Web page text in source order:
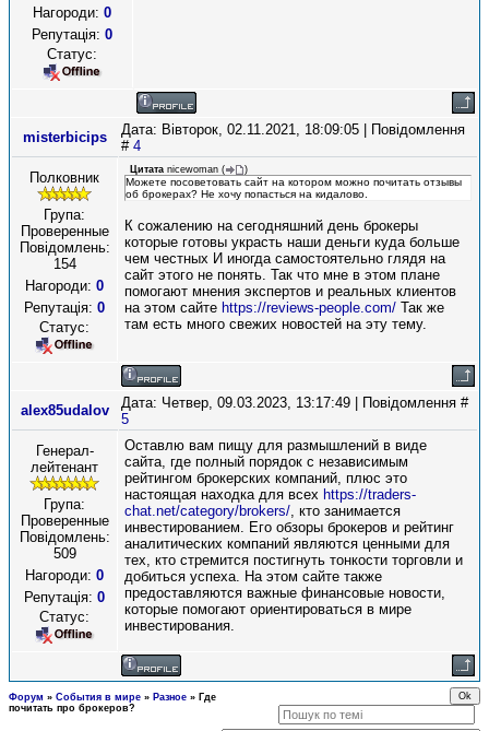
Нагороди: 0
Репутація: 0
Статус:
misterbicips
Дата: Вівторок, 02.11.2021, 18:09:05 | Повідомлення
# 4
Полковник
Група:
Проверенные
Повідомлень:
154
Нагороди: 0
Репутація: 0
Статус:
Цитата nicewoman ( )
Можете посоветовать сайт на котором можно почитать отзывы
об брокерах? Не хочу попасться на кидалово.
К сожалению на сегодняшний день брокеры
которые готовы украсть наши деньги куда больше
чем честных И иногда самостоятельно глядя на
сайт этого не понять. Так что мне в этом плане
помогают мнения экспертов и реальных клиентов
на этом сайте https://reviews-people.com/ Так же
там есть много свежих новостей на эту тему.
alex85udalov
Дата: Четвер, 09.03.2023, 13:17:49 | Повідомлення #
5
Генерал-
лейтенант
Група:
Проверенные
Повідомлень:
509
Нагороди: 0
Репутація: 0
Статус:
Оставлю вам пищу для размышлений в виде
сайта, где полный порядок с независимым
рейтингом брокерских компаний, плюс это
настоящая находка для всех https://traders-
chat.net/category/brokers/, кто занимается
инвестированием. Его обзоры брокеров и рейтинг
аналитических компаний являются ценными для
тех, кто стремится постигнуть тонкости торговли и
добиться успеха. На этом сайте также
предоставляются важные финансовые новости,
которые помогают ориентироваться в мире
инвестирования.
Форум » События в мире » Разное » Где
почитать про брокеров?